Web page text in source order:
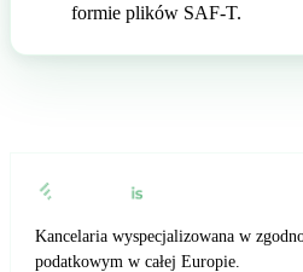
formie plików SAF-T.
Kancelaria wyspecjalizowana w
podatkowym w całej Europie.